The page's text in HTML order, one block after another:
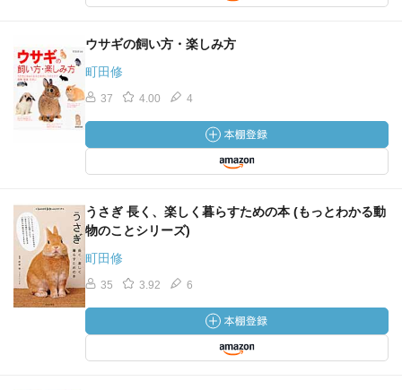
ウサギの飼い方・楽しみ方
町田修
37 4.00 4
うさぎ 長く、楽しく暮らすための本 (もっとわかる動
物のことシリーズ)
町田修
35 3.92 6